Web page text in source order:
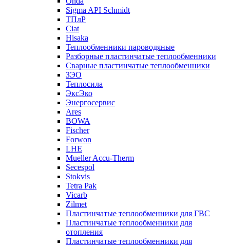
Sigma API Schmidt
ТПлР
Ciat
Hisaka
Теплообменники пароводяные
Разборные пластинчатые теплообменники
Сварные пластинчатые теплообменники
ЗЭО
Теплосила
ЭксЭко
Энергосервис
Ares
BOWA
Fischer
Forwon
LHE
Mueller Accu-Therm
Secespol
Stokvis
Tetra Pak
Vicarb
Zilmet
Пластинчатые теплообменники для ГВС
Пластинчатые теплообменники для
отопления
Пластинчатые теплообменники для